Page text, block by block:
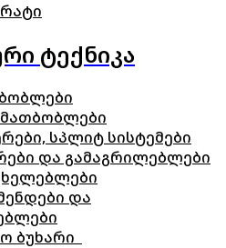
ტექნიკა
სპლიტ სისტემები
და გამაგრილებლები
და
ბუხარი